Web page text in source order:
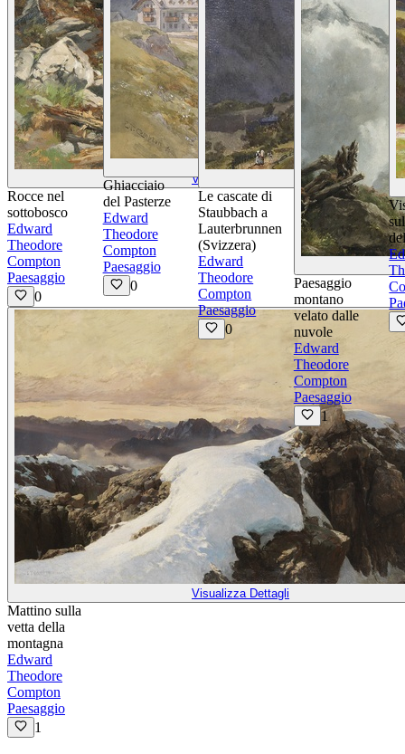
Visualizza Dettagli
Rocce nel
sottobosco
Edward
Theodore
Compton
Paesaggio
0
Visualizza Dettagli
Mattino sulla
vetta della
montagna
Edward
Theodore
Compton
Paesaggio
1
Visualizza Dettagli
Ghiacciaio
del Pasterze
Edward
Theodore
Compton
Paesaggio
0
Le cascate di
Staubbach a
Lauterbrunnen
(Svizzera)
Edward
Theodore
Compton
Paesaggio
0
Paesaggio
montano
velato dalle
nuvole
Edward
Theodore
Compton
Paesaggio
1